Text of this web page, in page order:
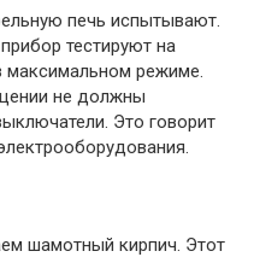
печь испытывают.
тестируют на
максимальном режиме.
не должны
Это говорит
шамотный кирпич. Этот